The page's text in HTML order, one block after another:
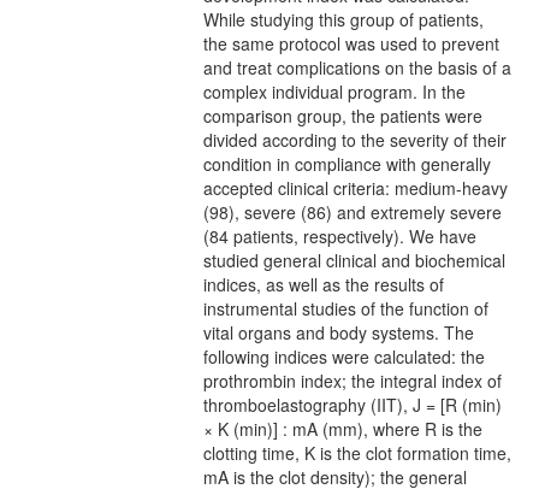
While studying this group of patients,
the same protocol was used to prevent
and treat complications on the basis of a
complex individual program. In the
comparison group, the patients were
divided according to the severity of their
condition in compliance with generally
accepted clinical criteria: medium-heavy
(98), severe (86) and extremely severe
(84 patients, respectively). We have
studied general clinical and biochemical
indices, as well as the results of
instrumental studies of the function of
vital organs and body systems. The
following indices were calculated: the
prothrombin index; the integral index of
thromboelastography (IIT), J = [R (min)
× K (min)] : mA (mm), where R is the
clotting time, K is the clot formation time,
mA is the clot density); the general